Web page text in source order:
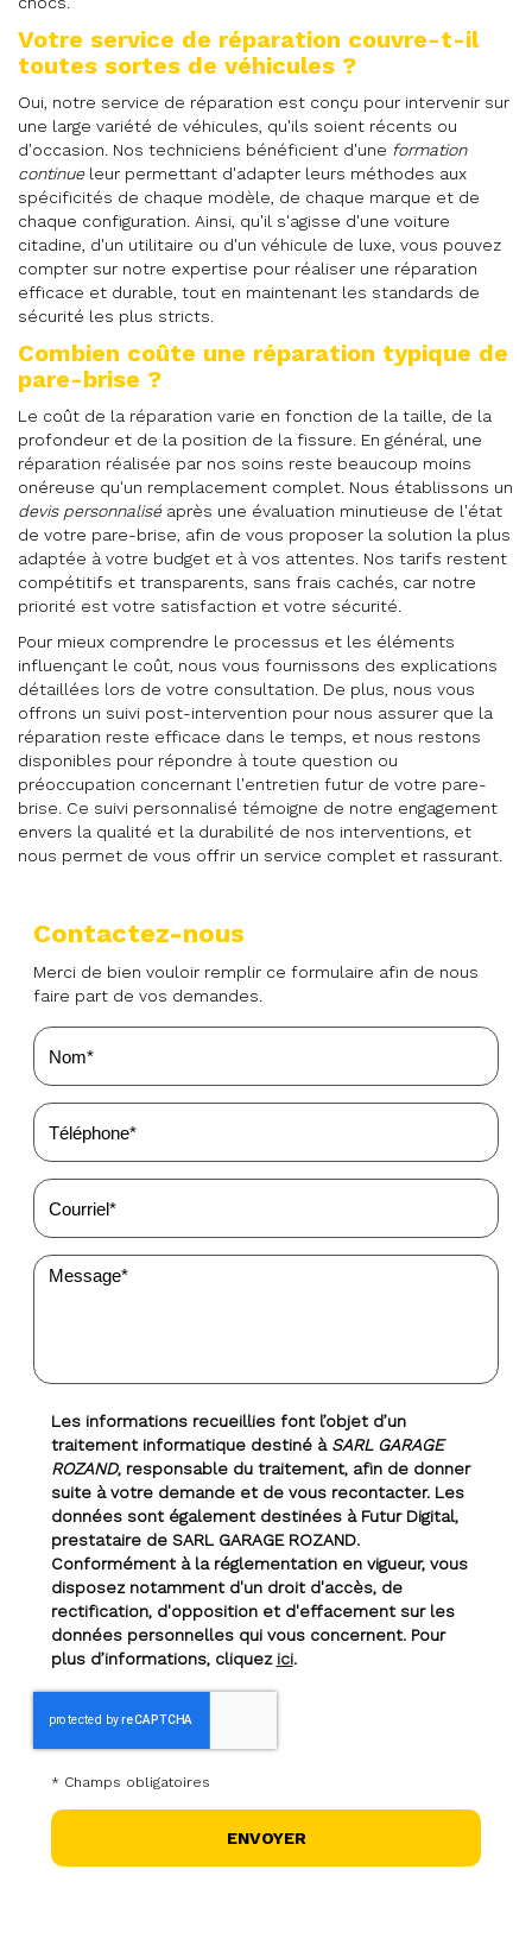
Votre service de réparation couvre-t-il
toutes sortes de véhicules ?
Oui, notre service de réparation est conçu pour intervenir sur
une large variété de véhicules, qu'ils soient récents ou
d'occasion. Nos techniciens bénéficient d'une formation
continueleur permettant d'adapter leurs méthodes aux
spécificités de chaque modèle, de chaque marque et de
chaque configuration. Ainsi, qu'il s'agisse d'une voiture
citadine, d'un utilitaire ou d'un véhicule de luxe, vous pouvez
compter sur notre expertise pour réaliser une réparation
efficace et durable, tout en maintenant les standards de
sécurité les plus stricts.
Combien coûte une réparation typique de
pare-brise ?
Le coût de la réparation varie en fonction de la taille, de la
profondeur et de la position de la fissure. En général, une
réparation réalisée par nos soins reste beaucoup moins
onéreuse qu'un remplacement complet. Nous établissons un
devis personnaliséaprès une évaluation minutieuse de l'état
de votre pare-brise, afin de vous proposer la solution la plus
adaptée à votre budget et à vos attentes. Nos tarifs restent
compétitifs et transparents, sans frais cachés, car notre
priorité est votre satisfaction et votre sécurité.
Pour mieux comprendre le processus et les éléments
influençant le coût, nous vous fournissons des explications
détaillées lors de votre consultation. De plus, nous vous
offrons un suivi post-intervention pour nous assurer que la
réparation reste efficace dans le temps, et nous restons
disponibles pour répondre à toute question ou
préoccupation concernant l'entretien futur de votre pare-
brise. Ce suivi personnalisé témoigne de notre engagement
envers la qualité et la durabilité de nos interventions, et
nous permet de vous offrir un service complet et rassurant.
Contactez-nous
Merci de bien vouloir remplir ce formulaire afin de nous
faire part de vos demandes.
Les informations recueillies font l’objet d’un
traitement informatique destiné àSARL GARAGE
ROZAND, responsable du traitement, afin de donner
suite à votre demande et de vous recontacter. Les
données sont également destinées à Futur Digital,
prestataire de SARL GARAGE ROZAND.
Conformément à la réglementation en vigueur, vous
disposez notamment d'un droit d'accès, de
rectification, d'opposition et d'effacement sur les
données personnelles qui vous concernent. Pour
plus d’informations, cliquez ici.
* Champs obligatoires